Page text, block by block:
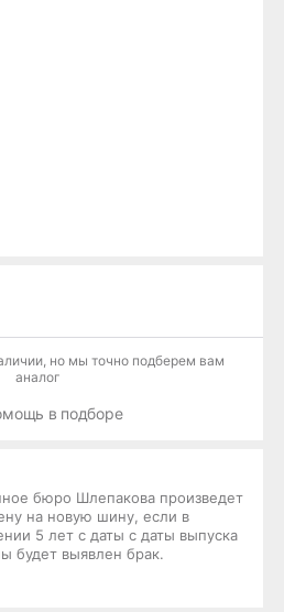
но мы точно подберем вам
аналог
в подборе
бюро Шлепакова произведет
на новую шину, если в
5 лет с даты с даты выпуска
будет выявлен брак.